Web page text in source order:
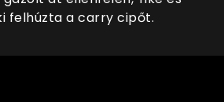
felhúzta a carry cipőt.